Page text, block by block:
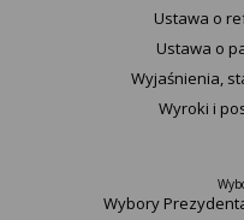
Ustawa o
Ustawa o
Wyjaśnienia,
Wyroki i
Wybory